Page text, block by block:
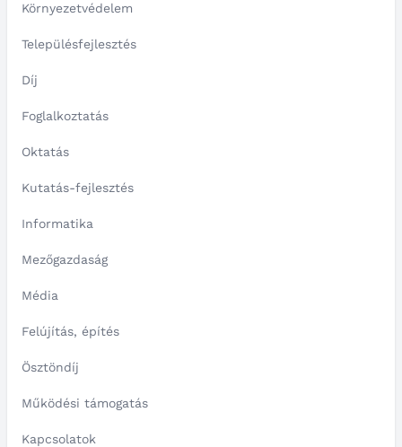
Környezetvédelem
Településfejlesztés
Díj
Foglalkoztatás
Oktatás
Kutatás-fejlesztés
Informatika
Mezőgazdaság
Média
Felújítás, építés
Ösztöndíj
Működési támogatás
Kapcsolatok